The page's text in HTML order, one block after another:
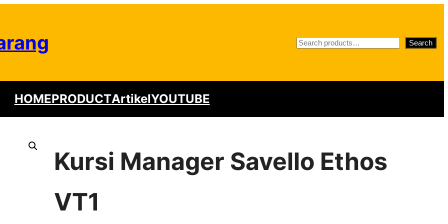
S
r
Search
HOMEPRODUCTArtikelYOUTUBE
Kursi Manager Savello Ethos
VT1